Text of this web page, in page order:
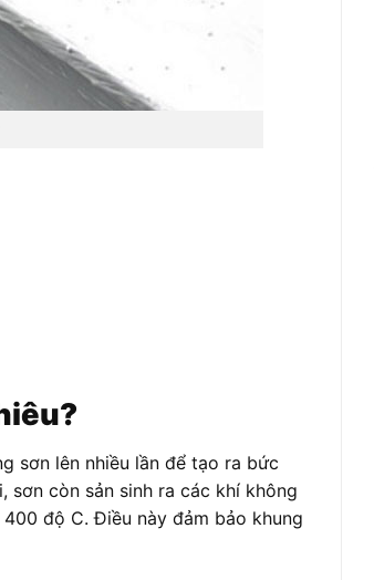
sơn lên nhiều lần để tạo ra bức
còn sản sinh ra các khí không
độ C. Điều này đảm bảo khung